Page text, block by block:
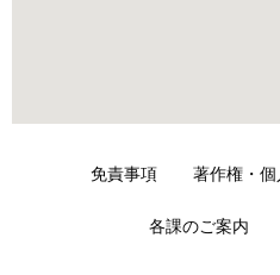
免責事項 著作権・
各課のご案内